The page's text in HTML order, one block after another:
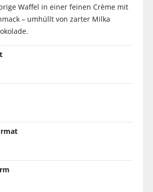
Waffel in einer feinen Crème mit
– umhüllt von zarter Milka